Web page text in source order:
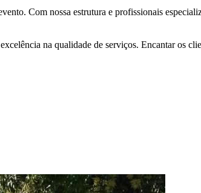
Com nossa estrutura e profissionais
na qualidade de serviços. Encantar os